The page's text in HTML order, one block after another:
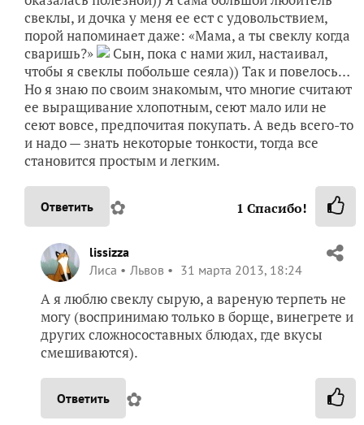
свеклы, и дочка у меня ее ест с удовольствием,
порой напоминает даже: «Мама, а ты свеклу когда
сваришь?»
Сын, пока с нами жил, настаивал,
чтобы я свеклы побольше сеяла)) Так и повелось…
Но я знаю по своим знакомым, что многие считают
ее выращивание хлопотным, сеют мало или не
сеют вовсе, предпочитая покупать. А ведь всего-то
и надо — знать некоторые тонкости, тогда все
становится простым и легким.
Ответить ✿ 1 Спасибо!
lissizza
Лиса
Львов 31 марта 2013, 18:24
А я люблю свеклу сырую, а вареную терпеть не
могу (воспринимаю только в борще, винегрете и
других сложносоставных блюдах, где вкусы
смешиваются).
Ответить ✿